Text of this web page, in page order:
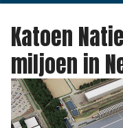
Katoen
miljoen in